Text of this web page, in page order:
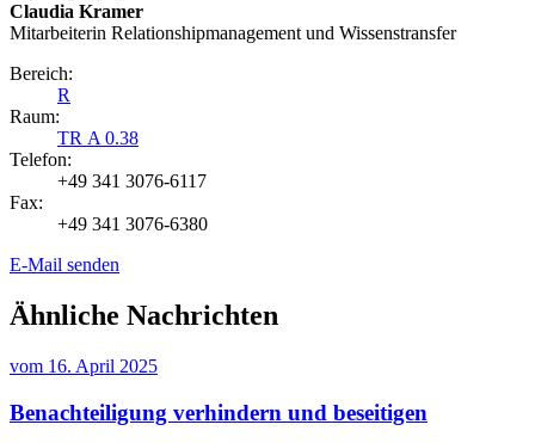
Claudia Kramer
Mitarbeiterin Relationshipmanagement und Wissenstransfer
Bereich:
R
Raum:
TR A 0.38
Telefon:
+49 341 3076-6117
Fax:
+49 341 3076-6380
E-Mail senden
Ähnliche Nachrichten
vom 16. April 2025
Benachteiligung verhindern und beseitigen